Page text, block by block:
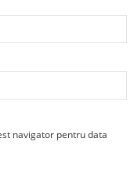
navigator pentru data